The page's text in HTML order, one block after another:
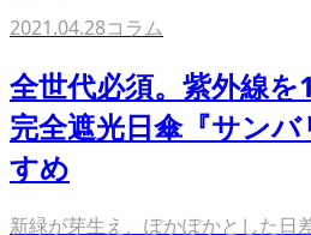
2021.04.28コラム
全世代必須。紫外線
完全遮光日傘『サン
すめ
新緑が芽生え、ぽかぽかとした日